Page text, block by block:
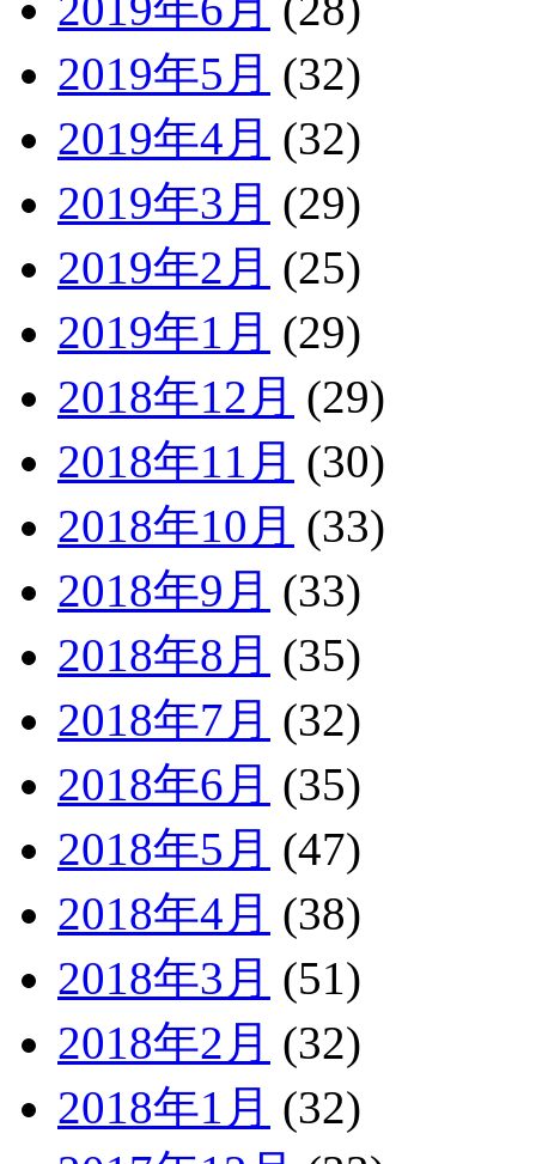
2019年5月 (32)
2019年4月 (32)
2019年3月 (29)
2019年2月 (25)
2019年1月 (29)
2018年12月 (29)
2018年11月 (30)
2018年10月 (33)
2018年9月 (33)
2018年8月 (35)
2018年7月 (32)
2018年6月 (35)
2018年5月 (47)
2018年4月 (38)
2018年3月 (51)
2018年2月 (32)
2018年1月 (32)